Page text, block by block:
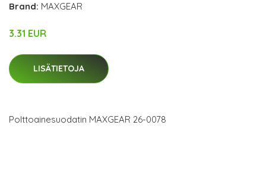
Brand: MAXGEAR
3.31 EUR
LISÄTIETOJA
Polttoainesuodatin MAXGEAR 26-0078